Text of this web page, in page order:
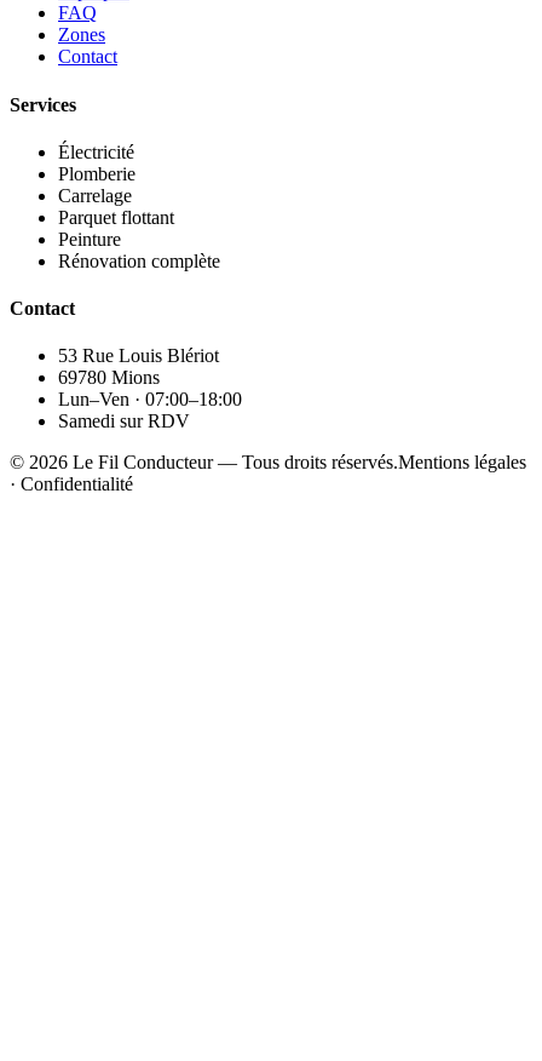
FAQ
Zones
Contact
Services
Électricité
Plomberie
Carrelage
Parquet flottant
Peinture
Rénovation complète
Contact
53 Rue Louis Blériot
69780 Mions
Lun–Ven · 07:00–18:00
Samedi sur RDV
© 2026 Le Fil Conducteur — Tous droits réservés.Mentions légales
· Confidentialité